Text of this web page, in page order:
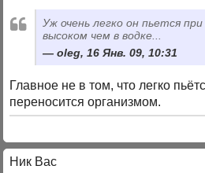
Уж очень легко он пьется
высоком чем в водке...
oleg, 16 Янв. 09, 10:31
Главное не в том, что легко
переносится организмом.
Ник Вас